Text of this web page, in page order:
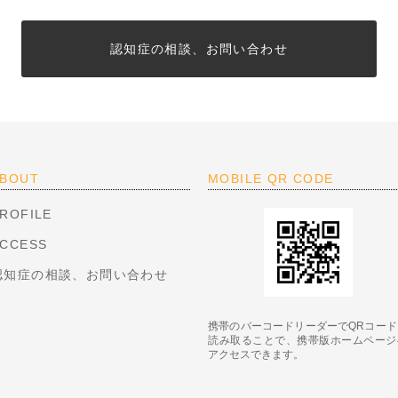
認知症の相談、お問い合わせ
知症の相談、お問い合わせ
MOBILE QR CODE
携帯のバーコードリーダーでQRコー
読み取ることで、携帯版ホームペー
アクセスできます。